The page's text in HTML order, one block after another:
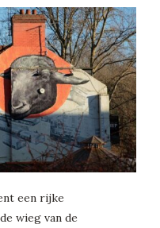
een rijke
wieg van de